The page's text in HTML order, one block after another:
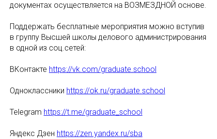
документах осуществляется на ВОЗМЕЗДНОЙ основе.
Поддержать бесплатные мероприятия можно вступив
в группу Высшей школы делового администрирования
в одной из соц.сетей:
ВКонтакте https://vk.com/graduate.school
Одноклассники https://ok.ru/graduate.school
Telegram https://t.me/graduate_school
Яндекс Дзен https://zen.yandex.ru/sba